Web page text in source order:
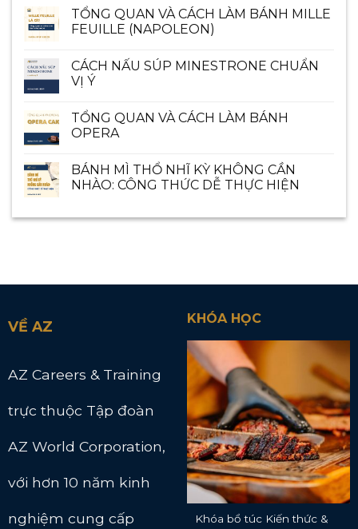
TỔNG QUAN VÀ CÁCH LÀM BÁNH MILLE
FEUILLE (NAPOLEON)
CÁCH NẤU SÚP MINESTRONE CHUẨN
VỊ Ý
TỔNG QUAN VÀ CÁCH LÀM BÁNH
OPERA
BÁNH MÌ THỔ NHĨ KỲ KHÔNG CẦN
NHÀO: CÔNG THỨC DỄ THỰC HIỆN
VỀ AZ
AZ Careers & Training
trực thuộc Tập đoàn
AZ World Corporation,
với hơn 10 năm kinh
nghiệm cung cấp
KHÓA HỌC
Khóa bổ túc Kiến thức &